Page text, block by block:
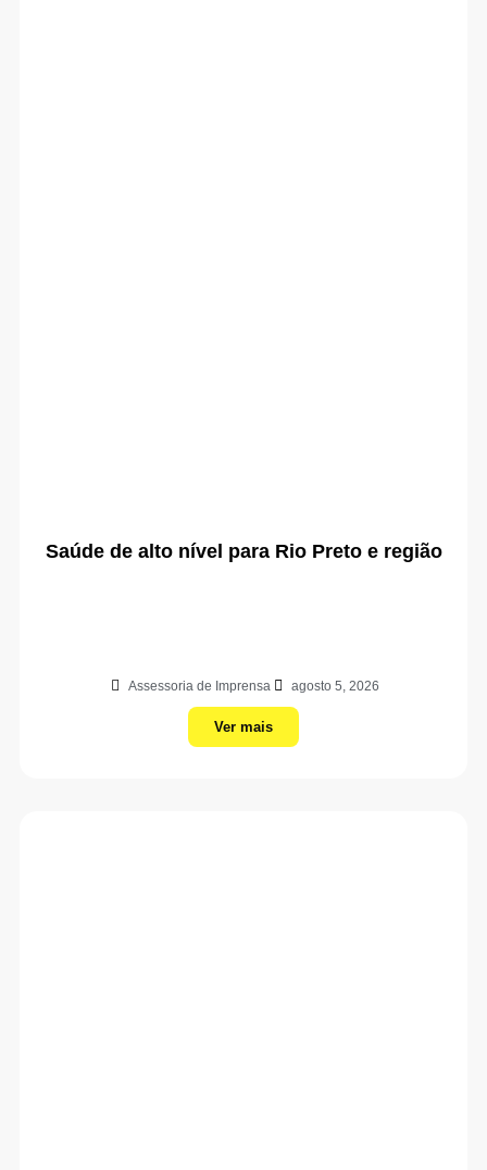
Saúde de alto nível para Rio Preto e região
Assessoria de Imprensa agosto 5, 2026
Ver mais